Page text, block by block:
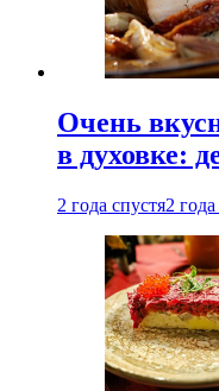
Очень
в духовке:
2 года спустя2